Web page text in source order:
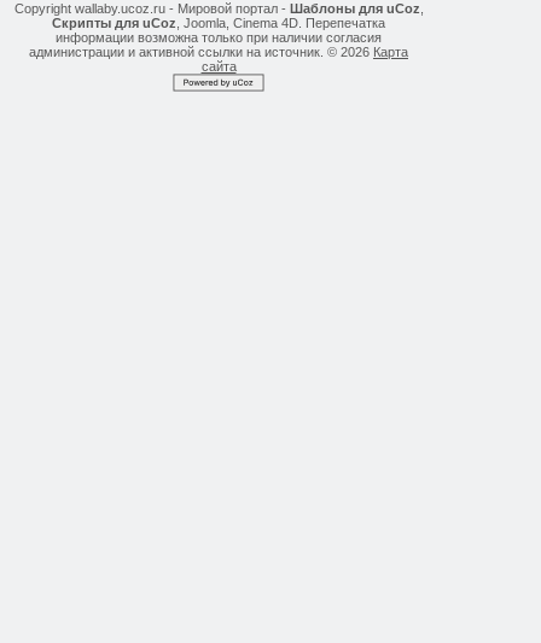
Copyright wallaby.ucoz.ru - Мировой портал - Шаблоны для uCoz
Скрипты для uCoz , Joomla, Cinema 4D. Перепечатка
информации возможна только при наличии согласия
администрации и активной ссылки на источник. © 2026 Карта
сайта